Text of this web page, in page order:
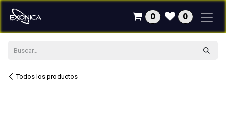
Ir al contenido
0 0
Todos los productos